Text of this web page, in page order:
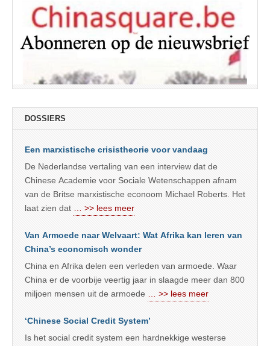
DOSSIERS
Een marxistische crisistheorie voor vandaag
De Nederlandse vertaling van een interview dat de
Chinese Academie voor Sociale Wetenschappen afnam
van de Britse marxistische econoom Michael Roberts. Het
laat zien dat
… >> lees meer
Van Armoede naar Welvaart: Wat Afrika kan leren van
China’s economisch wonder
China en Afrika delen een verleden van armoede. Waar
China er de voorbije veertig jaar in slaagde meer dan 800
miljoen mensen uit de armoede
… >> lees meer
‘Chinese Social Credit System’
Is het social credit system een hardnekkige westerse